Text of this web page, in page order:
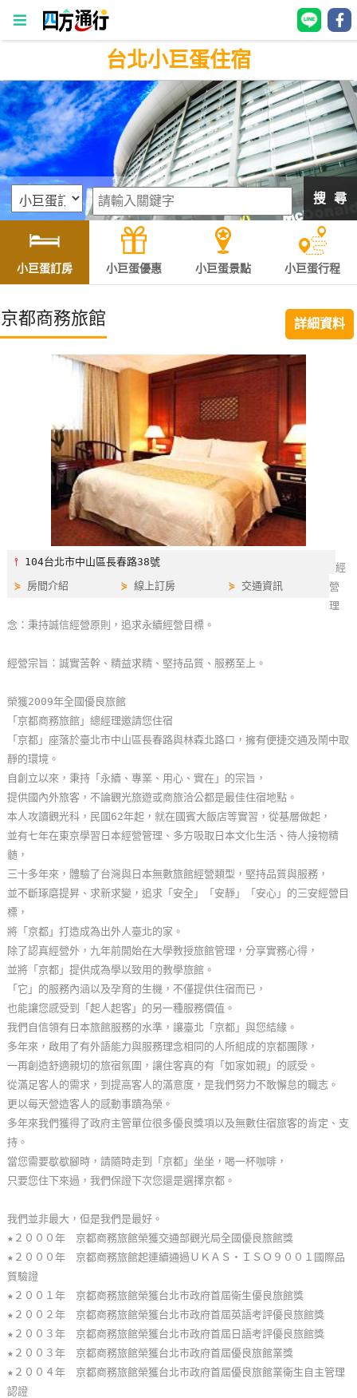
四
方
通
行
訂
房
灣
訂
房
直接跟飯店訂房HOT
紅
你
玩
樂
地
圖
顧
服
務
顧
客
滿
意
度
訂
單
管
理
會
帳
戶
客
服
聯
絡
單
台北小巨蛋住宿
搜 尋
小巨蛋訂房 小巨蛋優惠 小巨蛋景點 小巨蛋行程
京都商務旅館 詳細資料
⫯ 104台北市中山區長春路38號
⋟ 房間介紹 ⋟線上訂房 ⋟ 交通資訊
經
營
理
念：秉持誠信經營原則，追求永續經營目標。
經營宗旨：誠實苦幹、精益求精、堅持品質、服務至上。
榮獲2009年全國優良旅館
「京都商務旅館」總經理邀請您住宿
「京都」座落於臺北市中山區長春路與林森北路口，擁有便捷交通及鬧中取
靜的環境。
自創立以來，秉持「永續、專業、用心、實在」的宗旨，
提供國內外旅客，不論觀光旅遊或商旅洽公都是最佳住宿地點。
本人攻讀觀光科，民國62年起，就在國賓大飯店等實習，從基層做起，
並有七年在東京學習日本經營管理、多方吸取日本文化生活、待人接物精
髄，
三十多年來，體驗了台灣與日本無數旅館經營類型，堅持品質與服務，
並不斷琢磨提昇、求新求變，追求「安全」「安靜」「安心」的三安經營目
標，
將「京都」打造成為出外人臺北的家。
除了認真經營外，九年前開始在大學教授旅館管理，分享實務心得，
並將「京都」提供成為學以致用的教學旅館。
「它」的服務內涵以及孕育的生機，不僅提供住宿而已，
也能讓您感受到「起人起客」的另一種服務價值。
我們自信領有日本旅館服務的水準，讓臺北「京都」與您結緣。
多年來，啟用了有外語能力與服務理念相同的人所組成的京都團隊，
一再創造舒適親切的旅宿氛圍，讓住客真的有「如家如親」的感受。
從滿足客人的需求，到提高客人的滿意度，是我們努力不敢懈怠的職志。
更以每天營造客人的感動事蹟為榮。
多年來我們獲得了政府主管單位很多優良獎項以及無數住宿旅客的肯定、支
持。
當您需要歇歇腳時，請隨時走到「京都」坐坐，喝一杯咖啡，
只要您住下來過，我們保證下次您還是選擇京都。
我們並非最大，但是我們是最好。
★２０００年 京都商務旅館榮獲交通部觀光局全國優良旅館獎
★２０００年 京都商務旅館起連續通過ＵＫＡＳ‧ＩＳＯ９００１國際品
質驗證
★２００１年 京都商務旅館榮獲台北市政府首屆衛生優良旅館獎
★２００２年 京都商務旅館榮獲台北市政府首屆英語考評優良旅館獎
★２００３年 京都商務旅館榮獲台北市政府首屆日語考評優良旅館獎
★２００３年 京都商務旅館榮獲台北市政府首屆優良旅館業獎
★２００４年 京都商務旅館榮獲台北市政府首屆優良旅館業衛生自主管理
認證